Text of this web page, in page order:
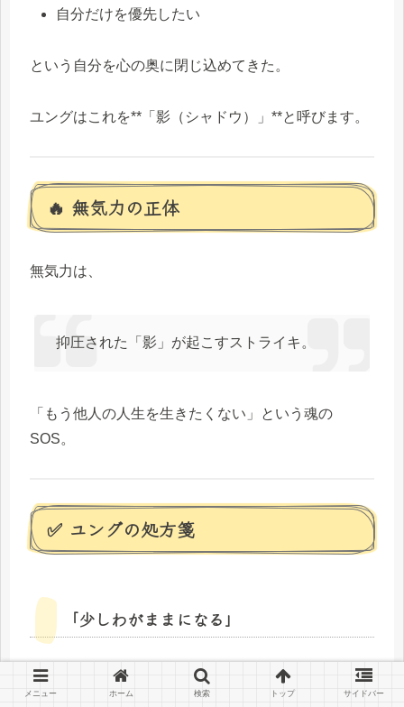
自分だけを優先したい
という自分を心の奥に閉じ込めてきた。
ユングはこれを**「影（シャドウ）」**と呼びます。
🔥 無気力の正体
無気力は、
抑圧された「影」が起こすストライキ。
「もう他人の人生を生きたくない」という魂の
SOS。
✅ ユングの処方箋
「少しわがままになる」
例：
メニュー ホーム 検索 トップ サイドバー